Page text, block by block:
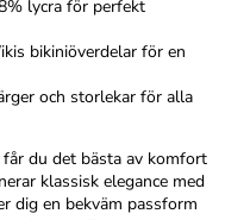
lycra för perfekt
bikiniöverdelar för en
och storlekar för alla
du det bästa av komfort
klassisk elegance med
dig en bekväm passform